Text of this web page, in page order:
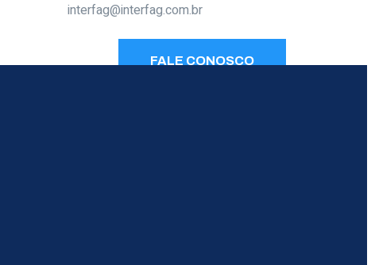
interfag@interfag.com.br
FALE CONOSCO